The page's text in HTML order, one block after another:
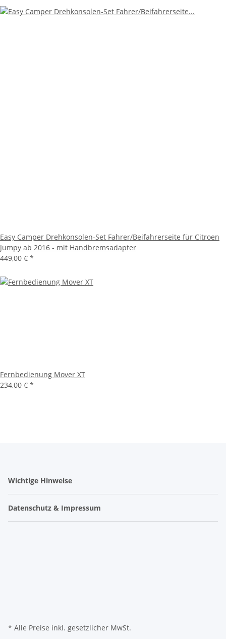
Easy Camper Drehkonsolen-Set Fahrer/Beifahrerseite für Citroen
Jumpy ab 2016 - mit Handbremsadapter
449,00 € *
Fernbedienung Mover XT
234,00 € *
Wichtige Hinweise
Datenschutz & Impressum
* Alle Preise inkl. gesetzlicher MwSt.